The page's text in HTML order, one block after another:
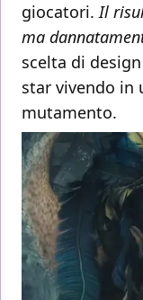
giocatori.Il
ma
scelta di
star vivendo in
mutamento.